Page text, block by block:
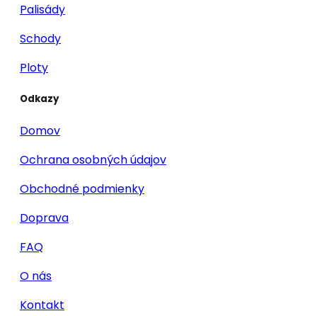
Palisády
Schody
Ploty
Odkazy
Domov
Ochrana osobných údajov
Obchodné podmienky
Doprava
FAQ
O nás
Kontakt